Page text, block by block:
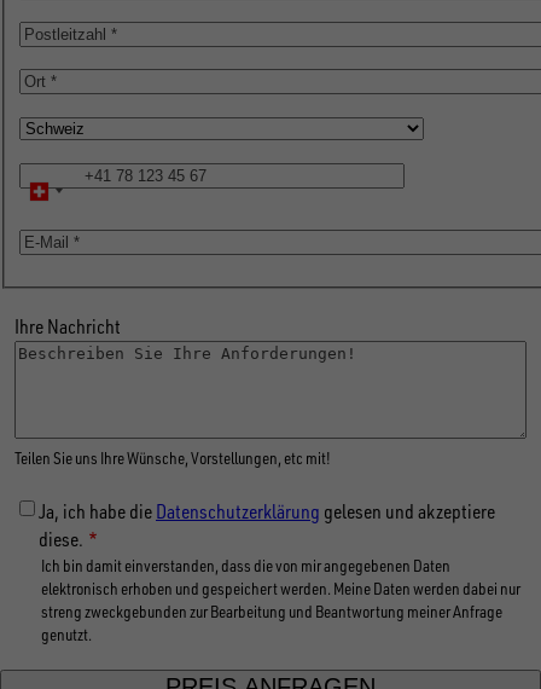
Postleitzahl
Ort
Land
E-
Ihre Nachricht
Teilen Sie uns Ihre Wünsche, Vorstellungen, etc mit!
Ja, ich habe die Datenschutzerklärung gelesen und akzeptiere
diese.
Ich bin damit einverstanden, dass die von mir angegebenen Daten
elektronisch erhoben und gespeichert werden. Meine Daten werden dabei nur
streng zweckgebunden zur Bearbeitung und Beantwortung meiner Anfrage
genutzt.